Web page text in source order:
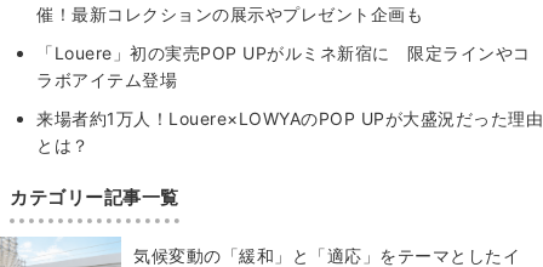
催！最新コレクションの展示やプレゼント企画も
「Louere」初の実売POP UPがルミネ新宿に 限定ラインやコ
ラボアイテム登場
来場者約1万人！Louere×LOWYAのPOP UPが大盛況だった理由
とは？
カテゴリー記事一覧
気候変動の「緩和」と「適応」をテーマとしたイ